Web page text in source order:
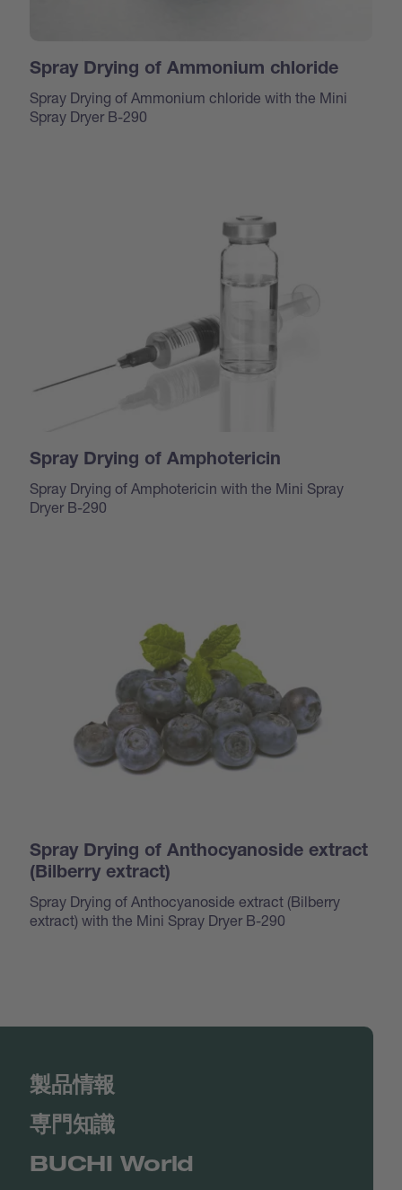
Spray Drying of Ammonium chloride
Spray Drying of Ammonium chloride with the Mini
Spray Dryer B-290
Spray Drying of Amphotericin
Spray Drying of Amphotericin with the Mini Spray
Dryer B-290
Spray Drying of Anthocyanoside extract
(Bilberry extract)
Spray Drying of Anthocyanoside extract (Bilberry
extract) with the Mini Spray Dryer B-290
製品情報
専門知識
BUCHI World